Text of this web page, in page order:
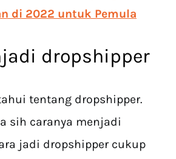
di 2022 untuk Pemula
dropshipper
tentang dropshipper.
sih caranya menjadi
jadi dropshipper cukup